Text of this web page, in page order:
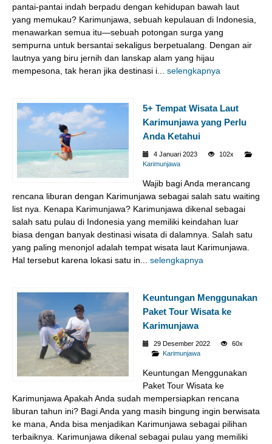
pantai-pantai indah berpadu dengan kehidupan bawah laut
yang memukau? Karimunjawa, sebuah kepulauan di Indonesia,
menawarkan semua itu—sebuah potongan surga yang
sempurna untuk bersantai sekaligus berpetualang. Dengan air
lautnya yang biru jernih dan lanskap alam yang hijau
mempesona, tak heran jika destinasi i... selengkapnya
5+ Tempat Wisata Laut
Karimunjawa yang Perlu
Anda Ketahui
4 Januari 2023
102x
Karimunjawa
Wajib bagi Anda merancang
rencana liburan dengan Karimunjawa sebagai salah satu waiting
list nya. Kenapa Karimunjawa? Karimunjawa dikenal sebagai
salah satu pulau di Indonesia yang memiliki keindahan luar
biasa dengan banyak destinasi wisata di dalamnya. Salah satu
yang paling menonjol adalah tempat wisata laut Karimunjawa.
Hal tersebut karena lokasi satu in... selengkapnya
Keuntungan Menggunakan
Paket Tour Wisata ke
Karimunjawa
29 Desember 2022
60x
Karimunjawa
Keuntungan Menggunakan
Paket Tour Wisata ke
Karimunjawa Apakah Anda sudah mempersiapkan rencana
liburan tahun ini? Bagi Anda yang masih bingung ingin berwisata
ke mana, Anda bisa menjadikan Karimunjawa sebagai pilihan
terbaiknya. Karimunjawa dikenal sebagai pulau yang memiliki